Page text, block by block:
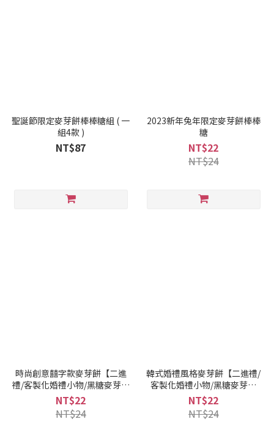
聖誕節限定麥芽餅棒棒糖組 ( 一
組4款 )
NT$87
2023新年兔年限定麥芽餅棒棒
糖
NT$22
NT$24
時尚創意囍字款麥芽餅【二進
禮/客製化婚禮小物/黑糖麥芽餅
乾】
NT$22
NT$24
韓式婚禮風格麥芽餅【二進禮/
客製化婚禮小物/黑糖麥芽餅
乾】
NT$22
NT$24